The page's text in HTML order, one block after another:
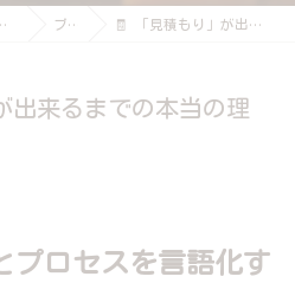
社ローカルガーデン ブログ 🧾 「見積もり」が出来るまでの本当の理由
出来るまでの本当の理
プロセスを言語化す